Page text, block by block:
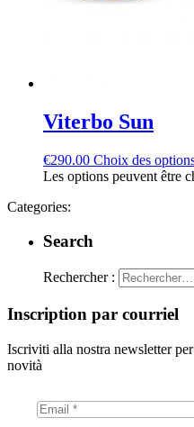
Viterbo Sun
€290.00 Choix des
Les options peuvent être
Categories:
Search
Rechercher :
Inscription par courriel
Iscriviti alla nostra newsletter
novità